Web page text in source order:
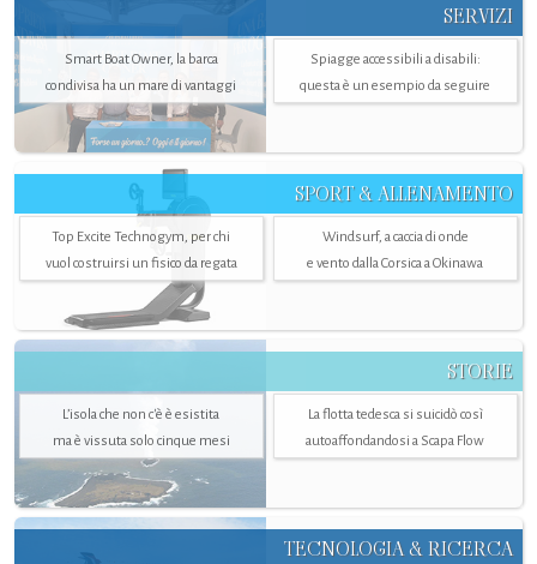
SERVIZI
Smart Boat Owner, la barca
condivisa ha un mare di vantaggi
Spiagge accessibili a disabili:
questa è un esempio da seguire
SPORT & ALLENAMENTO
Top Excite Technogym, per chi
vuol costruirsi un fisico da regata
Windsurf, a caccia di onde
e vento dalla Corsica a Okinawa
STORIE
L’isola che non c'è è esistita
ma è vissuta solo cinque mesi
La flotta tedesca si suicidò così
autoaffondandosi a Scapa Flow
TECNOLOGIA & RICERCA